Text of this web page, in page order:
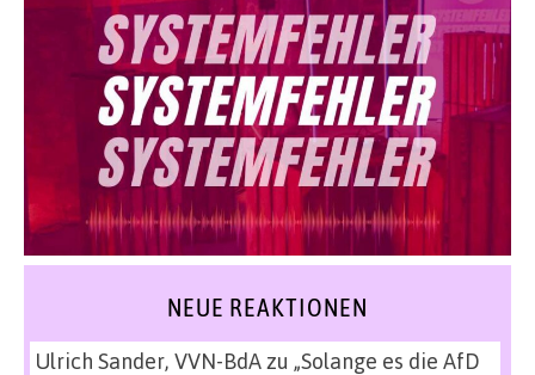
NEUE REAKTIONEN
Ulrich Sander, VVN-BdAzu „Solange es die AfD